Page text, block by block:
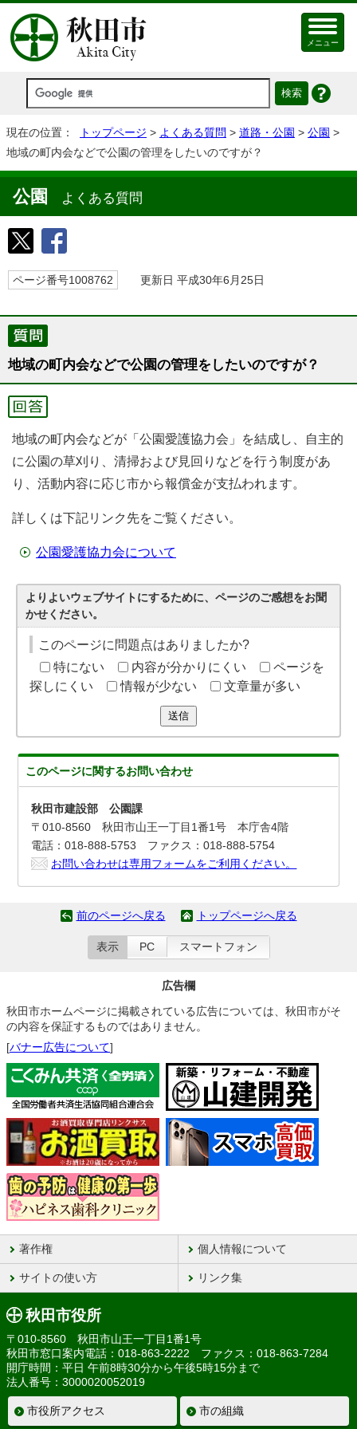
メニュー
現在の位置： トップページ > よくある質問 > 道路・公園 > 公園 >
地域の町内会などで公園の管理をしたいのですが？
公園 よくある質問
ページ番号1008762 更新日 平成30年6月25日
地域の町内会などで公園の管理をしたいのですが？
地域の町内会などが「公園愛護協力会」を結成し、自主的
に公園の草刈り、清掃および見回りなどを行う制度があ
り、活動内容に応じ市から報償金が支払われます。
詳しくは下記リンク先をご覧ください。
公園愛護協力会について
よりよいウェブサイトにするために、ページのご感想をお聞
かせください。
このページに問題点はありましたか?
特にない
内容が分かりにくい
ページを
探しにくい
情報が少ない 文章量が多い
送信
このページに関するお問い合わせ
秋田市建設部 公園課
〒010-8560 秋田市山王一丁目1番1号 本庁舎4階
電話：018-888-5753 ファクス：018-888-5754
お問い合わせは専用フォームをご利用ください。
前のページへ戻る トップページへ戻る
表示 PC スマートフォン
広告欄
秋田市ホームページに掲載されている広告については、秋田市がそ
の内容を保証するものではありません。
[バナー広告について]
著作権 個人情報について
サイトの使い方 リンク集
秋田市役所
〒010-8560 秋田市山王一丁目1番1号
秋田市窓口案内電話：018-863-2222 ファクス：018-863-7284
開庁時間：平日 午前8時30分から午後5時15分まで
法人番号：3000020052019
市役所アクセス 市の組織